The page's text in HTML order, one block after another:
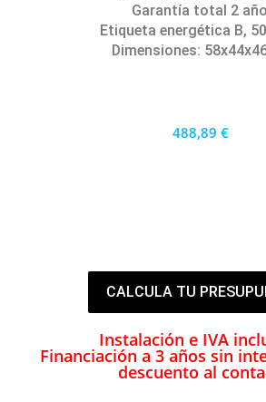
Garantía total 2
Etiqueta energética B,
Dimensiones:
488,89 €
CALCULA TU
Instalación e IVA
Financiación a 3 años sin
descuento al